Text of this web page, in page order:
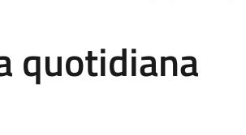
quotidiana